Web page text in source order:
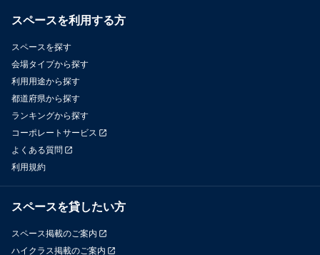
スペースを利用する方
スペースを探す
会場タイプから探す
利用用途から探す
都道府県から探す
ランキングから探す
コーポレートサービス
よくある質問
利用規約
スペースを貸したい方
スペース掲載のご案内
ハイクラス掲載のご案内